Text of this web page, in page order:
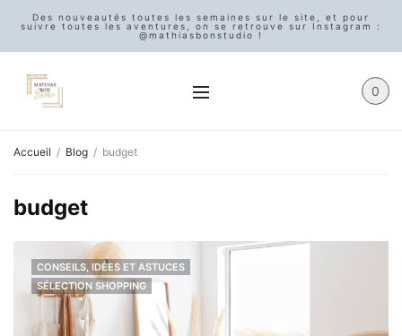
Des nouveautés toutes les semaines sur le site, et pour
suivre toutes les aventures, on se retrouve sur Instagram :
@mathiasbonstudio !
0
Accueil Blog budget
budget
CONSEILS, IDÉES ET ASTUCES
SÉLECTION SHOPPING